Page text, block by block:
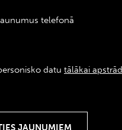
telefonā
datu tālākai